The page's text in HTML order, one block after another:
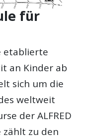
für
etablierte
an Kinder ab
sich um die
weltweit
der ALFRED
zählt zu den